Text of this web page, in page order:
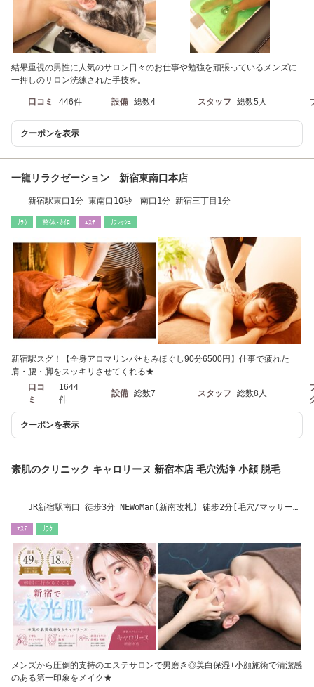
結果重視の男性に人気のサロン日々のお仕事や勉強を頑張っているメンズに
一押しのサロン洗練された手技を。
口コミ 446件 設備 総数4 スタッフ 総数5人
クーポンを表示
一龍リラクゼーション 新宿東南口本店
新宿駅東口1分 東南口10秒 南口1分 新宿三丁目1分
ﾘﾗｸ 整体･ｶｲﾛ ｴｽﾃ ﾘﾌﾚｯｼｭ
新宿駅スグ！【全身アロマリンパ+もみほぐし90分6500円】仕事で疲れた
肩・腰・脚をスッキリさせてくれる★
口コ
ミ
1644
件
設備 総数7 スタッフ 総数8人
クーポンを表示
素肌のクリニック キャロリーヌ 新宿本店 毛穴洗浄 小顔 脱毛
JR新宿駅南口 徒歩3分 NEWoMan(新南改札) 徒歩2分[毛穴/マッサー
ｴｽﾃ ﾘﾗｸ
メンズから圧倒的支持のエステサロンで男磨き◎美白保湿+小顔施術で清潔感
のある第一印象をメイク★